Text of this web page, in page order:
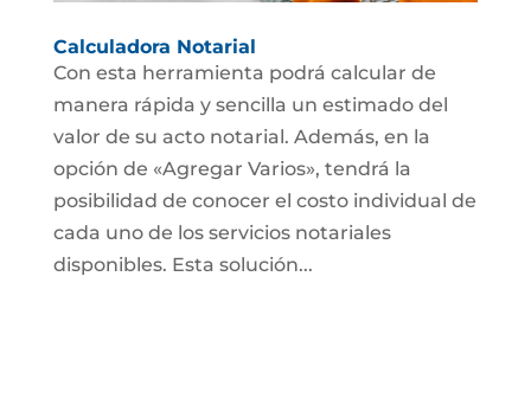
Calculadora Notarial
Con esta herramienta podrá calcular de
manera rápida y sencilla un estimado del
valor de su acto notarial. Además, en la
opción de «Agregar Varios», tendrá la
posibilidad de conocer el costo individual de
cada uno de los servicios notariales
disponibles. Esta solución...